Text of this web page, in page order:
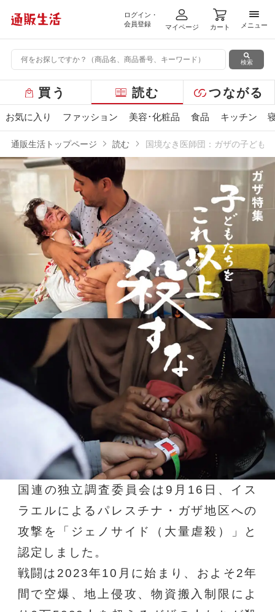
ログイン・
会員登録
マイページ カート
メニ
メニュー
検索
ー
バ
ニ
ー
買う 読む つながる
お気に入り ファッション 美容･化粧品 食品 キッチン
通販生活トップページ 読む 国境なき医師団：ガザの子ども
国連の独立調査委員会は9月16日、 イス
ラエルによるパレスチナ・ガザ地区への
攻撃を
「ジェノサイド（大量虐殺）」と
認定しました。
戦闘は2023年10月に始まり、およそ2年
間で空爆、地上侵攻、物資搬入制限によ